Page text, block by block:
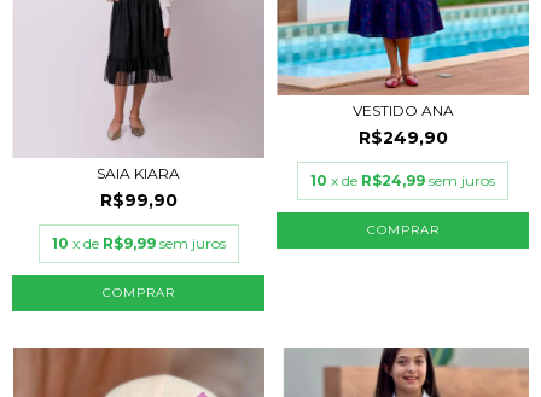
SAIA KIARA
R$99,90
10 x de R$9,99 sem juros
COMPRAR
VESTIDO ANA
R$249,90
10 x de R$24,99 sem juros
COMPRAR